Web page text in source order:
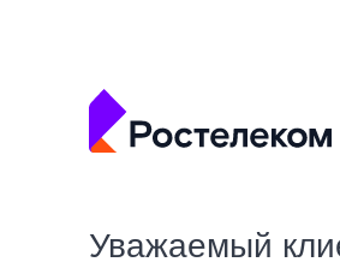
Уважаемый